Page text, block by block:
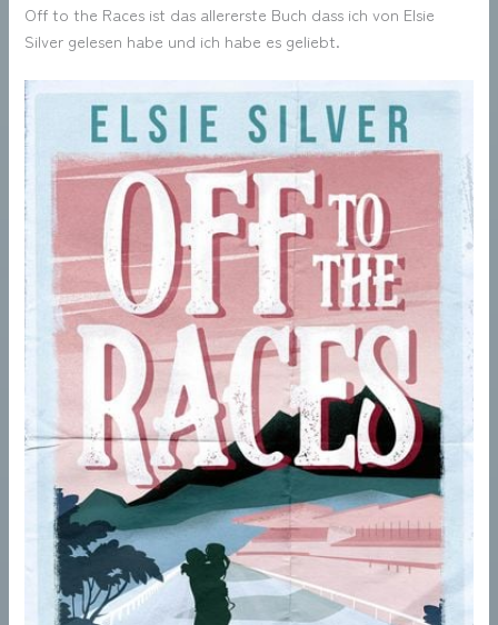
Off to the Races ist das allererste Buch dass ich von Elsie
Silver gelesen habe und ich habe es geliebt.